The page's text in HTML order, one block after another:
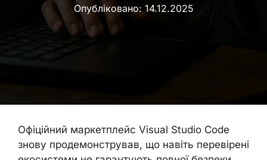
Опубліковано: 14.12.2025
Офіційний маркетплейс Visual Studio Code
знову продемонстрував, що навіть перевірені